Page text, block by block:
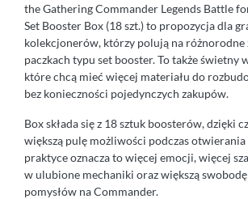
the Gathering Commander Legends Battle
Set Booster Box (18 szt.) to propozycja dla
kolekcjonerów, którzy polują na różnorodne
paczkach typu set booster. To także świetny
które chcą mieć więcej materiału do
bez konieczności pojedynczych zakupów.
Box składa się z 18 sztuk boosterów, dzięki
większą pulę możliwości podczas
praktyce oznacza to więcej emocji, więcej
w ulubione mechaniki oraz większą
pomysłów na Commander.